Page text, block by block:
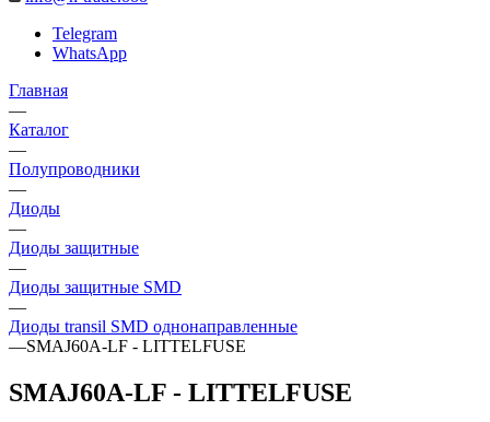
Telegram
WhatsApp
Главная
—
Каталог
—
Полупроводники
—
Диоды
—
Диоды защитные
—
Диоды защитные SMD
—
Диоды transil SMD однонаправленные
—SMAJ60A-LF - LITTELFUSE
SMAJ60A-LF - LITTELFUSE